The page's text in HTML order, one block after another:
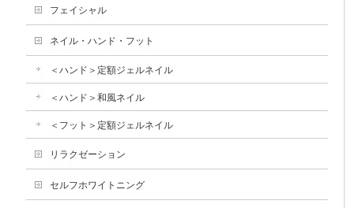
フェイシャル
ネイル・ハンド・フット
＜ハンド＞定額ジェルネイル
＜ハンド＞和風ネイル
＜フット＞定額ジェルネイル
リラクゼーション
セルフホワイトニング